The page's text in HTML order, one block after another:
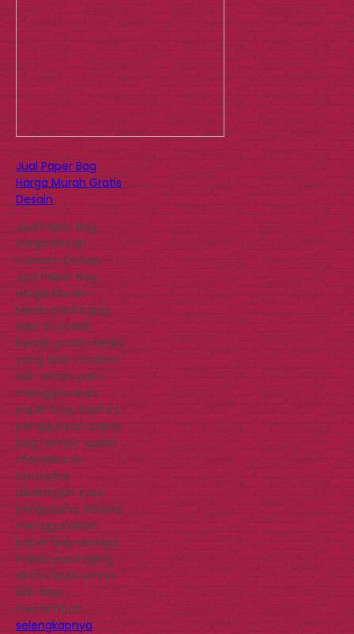
Jual Paper Bag
Harga Murah Gratis
Desain
Jual Paper Bag
Harga Murah
Custom Design
Jual Paper Bag
Harga Murah –
Media packaging
saat ini sudah
beralih pada media
yang lebih modern
dan aman yaitu
menggunakan
paper bag. Saat ini,
penggunaan paper
bag hampir sudah
menyeluruh
terutama
dikalangan para
pengusaha. Karena
menggunakan
paper bag sebagai
media packaging
dirasa lebih aman
dan bisa
menambah…
selengkapnya